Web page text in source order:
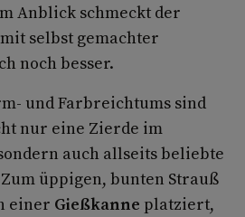
Anblick schmeckt der
selbst gemachter
noch besser.
und Farbreichtums sind
nur eine Zierde im
auch allseits beliebte
üppigen, bunten Strauß
einer Gießkanne platziert,